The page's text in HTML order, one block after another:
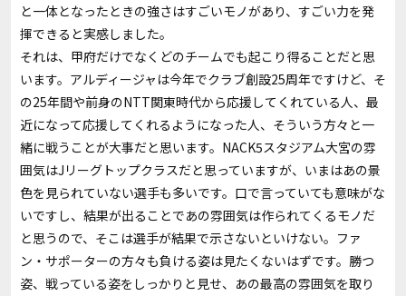
と一体となったときの強さはすごいモノがあり、すごい力を発
揮できると実感しました。
それは、甲府だけでなくどのチームでも起こり得ることだと思
います。アルディージャは今年でクラブ創設25周年ですけど、そ
の25年間や前身のNTT関東時代から応援してくれている人、最
近になって応援してくれるようになった人、そういう方々と一
緒に戦うことが大事だと思います。 NACK5スタジアム大宮の雰
囲気はJ リーグトップクラスだと思っていますが、いまはあの景
色を見られていない選手も多いです。口で言っていても意味がな
いですし、結果が出ることであの雰囲気は作られてくるモノだ
と思うので、そこは選手が結果で示さないといけない。ファ
ン・サポーターの方々も負ける姿は見たくないはずです。勝つ
姿、戦っている姿をしっかりと見せ、あの最高の雰囲気を取り